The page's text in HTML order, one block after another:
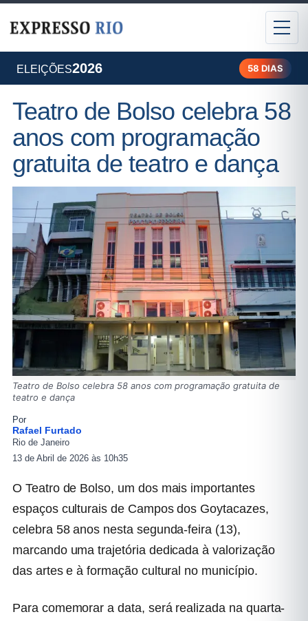
ELEIÇÕES2026 58 DIAS
Teatro de Bolso celebra 58
anos com programação
gratuita de teatro e dança
Teatro de Bolso celebra 58 anos com programação gratuita de
teatro e dança
Por
Rafael Furtado
Rio de Janeiro
13 de Abril de 2026 às 10h35
O Teatro de Bolso, um dos mais importantes
espaços culturais de Campos dos Goytacazes,
celebra 58 anos nesta segunda-feira (13),
marcando uma trajetória dedicada à valorização
das artes e à formação cultural no município.
Para comemorar a data, será realizada na quarta-